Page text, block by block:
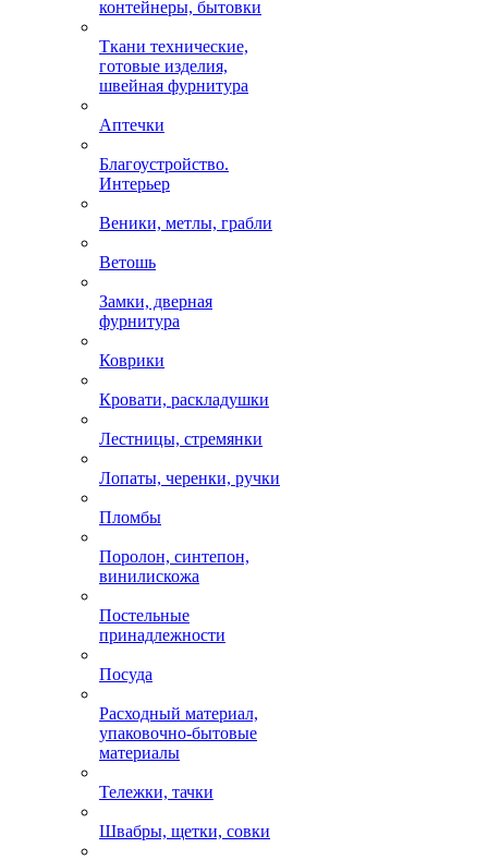
контейнеры, бытовки
Ткани технические,
готовые изделия,
швейная фурнитура
Аптечки
Благоустройство.
Интерьер
Веники, метлы, грабли
Ветошь
Замки, дверная
фурнитура
Коврики
Кровати, раскладушки
Лестницы, стремянки
Лопаты, черенки, ручки
Пломбы
Поролон, синтепон,
винилискожа
Постельные
принадлежности
Посуда
Расходный материал,
упаковочно-бытовые
материалы
Тележки, тачки
Швабры, щетки, совки